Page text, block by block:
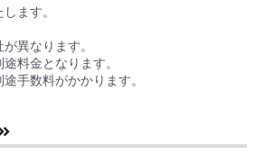
ます。
異なります。
料金となります。
手数料がかかります。